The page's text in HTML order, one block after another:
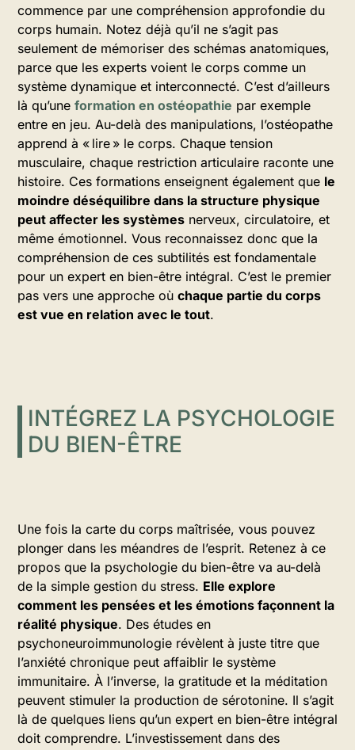
commence par une compréhension approfondie du
corps humain. Notez déjà qu’il ne s’agit pas
seulement de mémoriser des schémas anatomiques,
parce que les experts voient le corps comme un
système dynamique et interconnecté. C’est d’ailleurs
là qu’une formation en ostéopathie par exemple
entre en jeu. Au-delà des manipulations, l’ostéopathe
apprend à « lire » le corps. Chaque tension
musculaire, chaque restriction articulaire raconte une
histoire. Ces formations enseignent également que le
moindre déséquilibre dans la structure physique
peut affecter les systèmes nerveux, circulatoire, et
même émotionnel. Vous reconnaissez donc que la
compréhension de ces subtilités est fondamentale
pour un expert en bien-être intégral. C’est le premier
pas vers une approche où chaque partie du corps
est vue en relation avec le tout.
INTÉGREZ LA PSYCHOLOGIE
DU BIEN-ÊTRE
Une fois la carte du corps maîtrisée, vous pouvez
plonger dans les méandres de l’esprit. Retenez à ce
propos que la psychologie du bien-être va au-delà
de la simple gestion du stress. Elle explore
comment les pensées et les émotions façonnent la
réalité physique. Des études en
psychoneuroimmunologie révèlent à juste titre que
l’anxiété chronique peut affaiblir le système
immunitaire. À l’inverse, la gratitude et la méditation
peuvent stimuler la production de sérotonine. Il s’agit
là de quelques liens qu’un expert en bien-être intégral
doit comprendre. L’investissement dans des